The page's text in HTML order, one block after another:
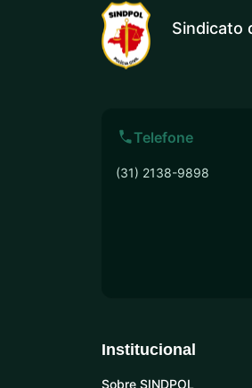
Sindicato
Telefone
(31) 2138-9898
Institucional
Sobre SINDPOL